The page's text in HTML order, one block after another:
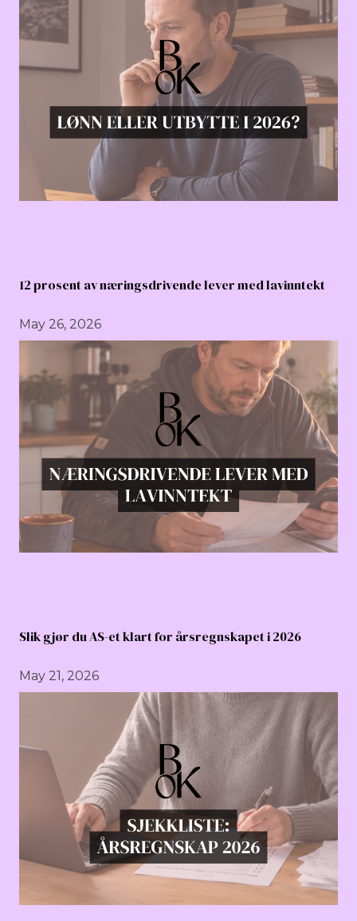
12 prosent av næringsdrivende lever med lavinntekt
May 26, 2026
Slik gjør du AS-et klart for årsregnskapet i 2026
May 21, 2026